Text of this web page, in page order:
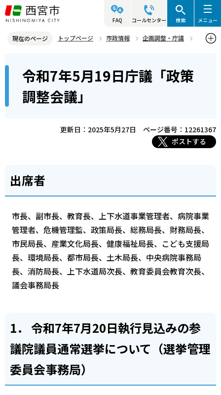
こ
の
ジ
頭
FAQ コールセンター 検索 メニュー
現在のページ トップページ 市政情報
企画調整・庁議
令和7年5月19日庁議「政策調整会議」
令和7年5月19日庁議「政策
調整会議」
更新日：2025年5月27日
ページ番号：12261367
ポストする
出席者
市長、副市長、教育長、上下水道事業管理者、病院事業
管理者、危機管理監、政策局長、総務局長、財務局長、
市民局長、産業文化局長、健康福祉局長、こども支援局
長、環境局長、都市局長、土木局長、中央病院事務局
長、消防局長、上下水道局次長、教育委員会教育次長、
議会事務局長
1． 令和7年7月20日執行見込みの参
議院議員通常選挙について（選挙管理
委員会事務局）